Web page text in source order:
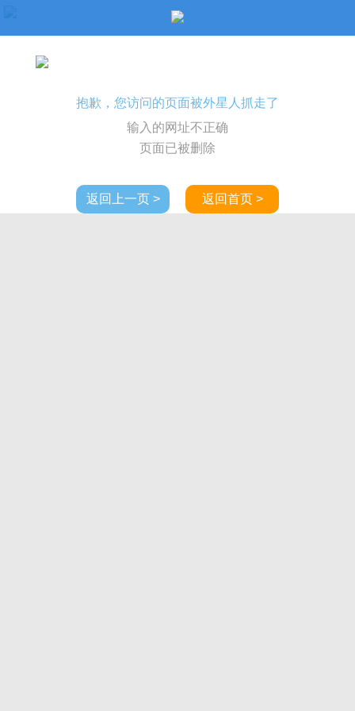
抱歉，您访问的页面被外星人抓走了
输入的网址不正确
页面已被删除
返回上一页 > 返回首页 >